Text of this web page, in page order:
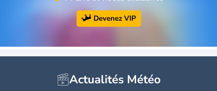
Devenez VIP
Actualités Météo